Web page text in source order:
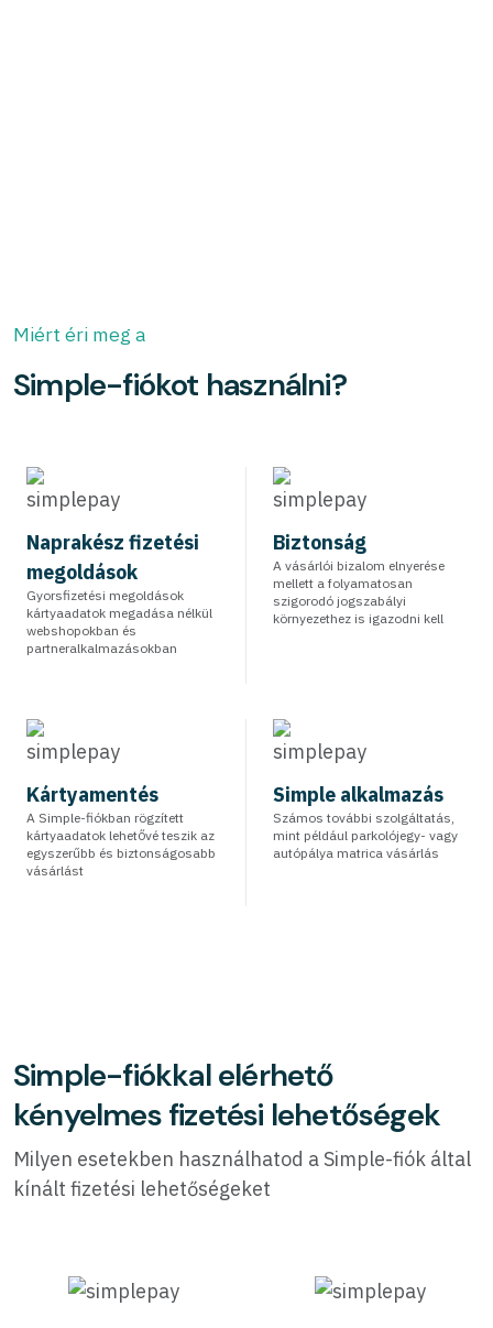
Miért éri meg a
Simple-fiókot használni?
Naprakész fizetési
megoldások
Gyorsfizetési megoldások
kártyaadatok megadása nélkül
webshopokban és
partneralkalmazásokban
Biztonság
A vásárlói bizalom elnyerése
mellett a folyamatosan
szigorodó jogszabályi
környezethez is igazodni kell
Kártyamentés
A Simple-fiókban rögzített
kártyaadatok lehetővé teszik az
egyszerűbb és biztonságosabb
vásárlást
Simple alkalmazás
Számos további szolgáltatás,
mint például parkolójegy- vagy
autópálya matrica vásárlás
Simple-fiókkal elérhető
kényelmes fizetési lehetőségek
Milyen esetekben használhatod a Simple-fiók által
kínált fizetési lehetőségeket